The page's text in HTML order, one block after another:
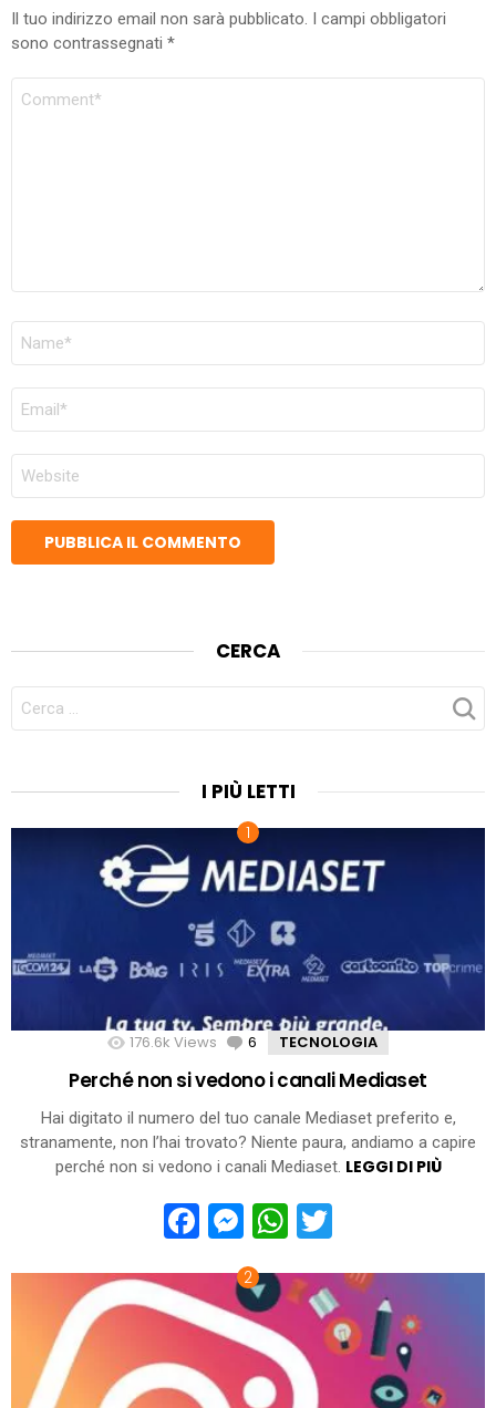
Il tuo indirizzo email non sarà pubblicato. I campi obbligatori
sono contrassegnati *
COMMENTO
NOME
EMAIL
SITO
WEB
CERCA
CERCA
PER:
I PIÙ LETTI
176.6k Views 6 Comments
TECNOLOGIA
Perché non si vedono i canali Mediaset
Hai digitato il numero del tuo canale Mediaset preferito e,
stranamente, non l’hai trovato? Niente paura, andiamo a capire
perché non si vedono i canali Mediaset. LEGGI DI PIÙ
Facebook
Messenger
WhatsApp